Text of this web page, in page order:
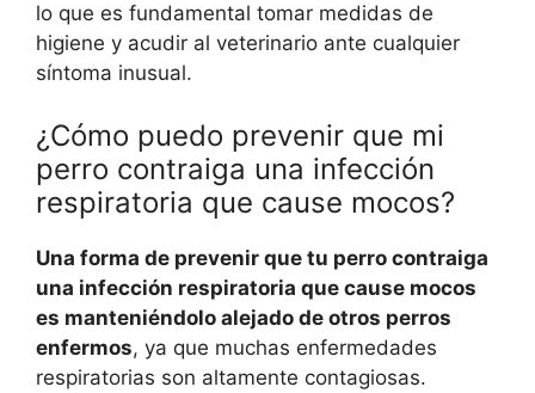
lo que es fundamental tomar medidas de
higiene y acudir al veterinario ante cualquier
síntoma inusual.
¿Cómo puedo prevenir que mi
perro contraiga una infección
respiratoria que cause mocos?
Una forma de prevenir que tu perro contraiga
una infección respiratoria que cause mocos
es manteniéndolo alejado de otros perros
enfermos, ya que muchas enfermedades
respiratorias son altamente contagiosas.